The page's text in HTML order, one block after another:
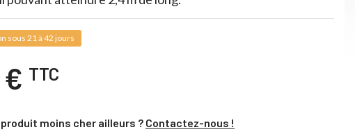
sous 21 à 42 jours
€ TTC
moins cher ailleurs ? Contactez-nous !